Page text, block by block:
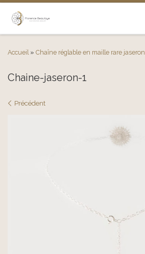
Passer au contenu
Accueil » Chaîne réglable en maille rare jaseron
Chaine-jaseron-1
Navigation des images
Précédent